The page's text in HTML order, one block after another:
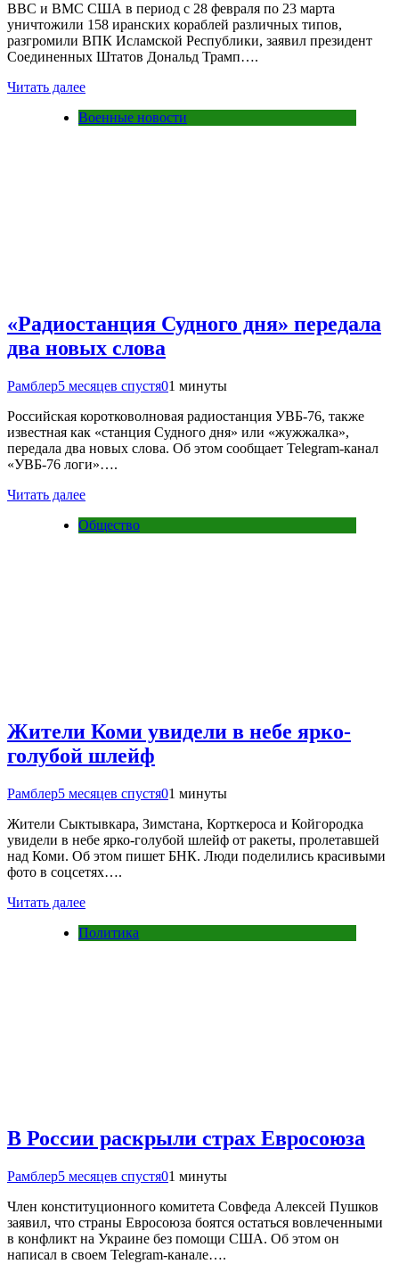
ВВС и ВМС США в период с 28 февраля по 23 марта
уничтожили 158 иранских кораблей различных типов,
разгромили ВПК Исламской Республики, заявил президент
Соединенных Штатов Дональд Трамп….
Читать далее
Военные новости
«Радиостанция Судного дня» передала
два новых слова
Рамблер5 месяцев спустя01 минуты
Российская коротковолновая радиостанция УВБ-76, также
известная как «станция Судного дня» или «жужжалка»,
передала два новых слова. Об этом сообщает Telegram-канал
«УВБ-76 логи»….
Читать далее
Общество
Жители Коми увидели в небе ярко-
голубой шлейф
Рамблер5 месяцев спустя01 минуты
Жители Сыктывкара, Зимстана, Корткероса и Койгородка
увидели в небе ярко-голубой шлейф от ракеты, пролетавшей
над Коми. Об этом пишет БНК. Люди поделились красивыми
фото в соцсетях….
Читать далее
Политика
В России раскрыли страх Евросоюза
Рамблер5 месяцев спустя01 минуты
Член конституционного комитета Совфеда Алексей Пушков
заявил, что страны Евросоюза боятся остаться вовлеченными
в конфликт на Украине без помощи США. Об этом он
написал в своем Telegram-канале….